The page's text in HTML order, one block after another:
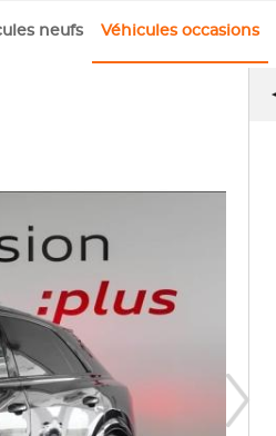
neufs Véhicules occasions